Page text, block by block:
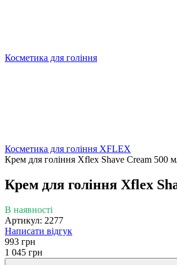
Косметика для гоління
Косметика для гоління XFLEX
Крем для гоління Xflex Shave Cream 500
Крем для гоління Xflex
В наявності
Артикул: 2277
Написати відгук
993 грн
1 045 грн